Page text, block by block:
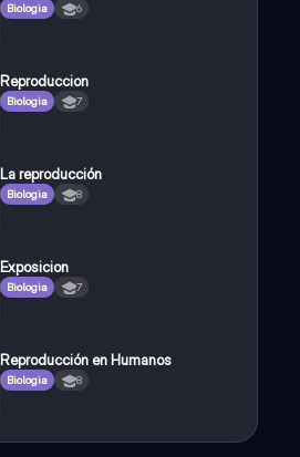
Biologia 6
Reproduccion
Biologia 7
La reproducción
Biologia 8
Exposicion
Biologia 7
Reproducción en Humanos
Biologia 8